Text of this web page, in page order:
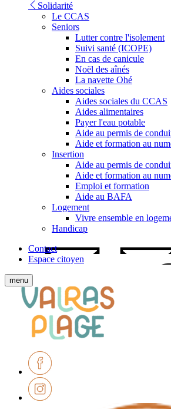
Solidarité
Le CCAS
Seniors
Lutter contre l'isolement
Suivi santé (ICOPE)
En cas de canicule
Noël des aînés
La navette Ohé
Aides sociales
Aides sociales du CCAS
Aides alimentaires
Payer l'eau potable
Aide au permis de
Aide et formation au
Insertion
Aide au permis de
Aide et formation au
Emploi et formation
Aide au BAFA
Logement
Vivre ensemble en
Handicap
Contact
Espace citoyen
Afficher
le
menu
mobile
menu